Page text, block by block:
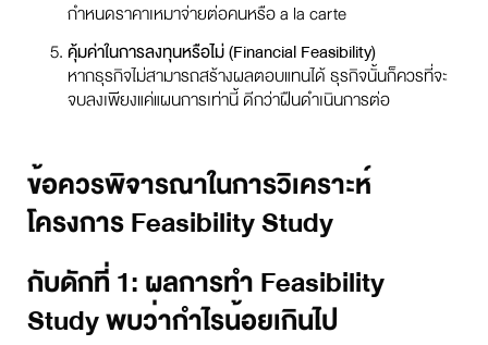
กำหนดราคาเหมาจ่ายต่อคนหรือ a la carte
คุ้มค่าในการลงทุนหรือไม่ (Financial Feasibility)
หากธุรกิจไม่สามารถสร้างผลตอบแทนได้ ธุรกิจนั้นก็ควรที่จะ
จบลงเพียงแค่แผนการเท่านี้ ดีกว่าฝืนดำเนินการต่อ
ข้อควรพิจารณาในการวิเคราะห์
โครงการ Feasibility Study
กับดักที่ 1: ผลการทำ Feasibility
Study พบว่ากำไรน้อยเกินไป